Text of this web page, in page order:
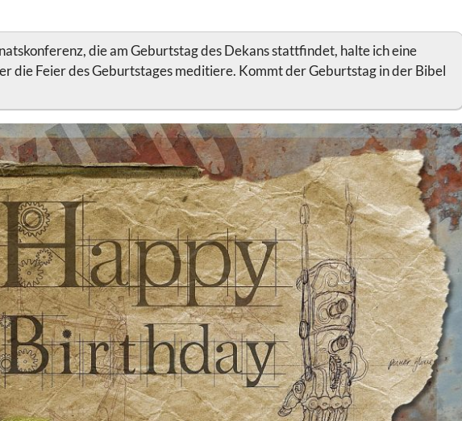
die am Geburtstag des Dekans stattfindet, halte ich eine
die Feier des Geburtstages meditiere. Kommt der Geburtstag in der Bibel